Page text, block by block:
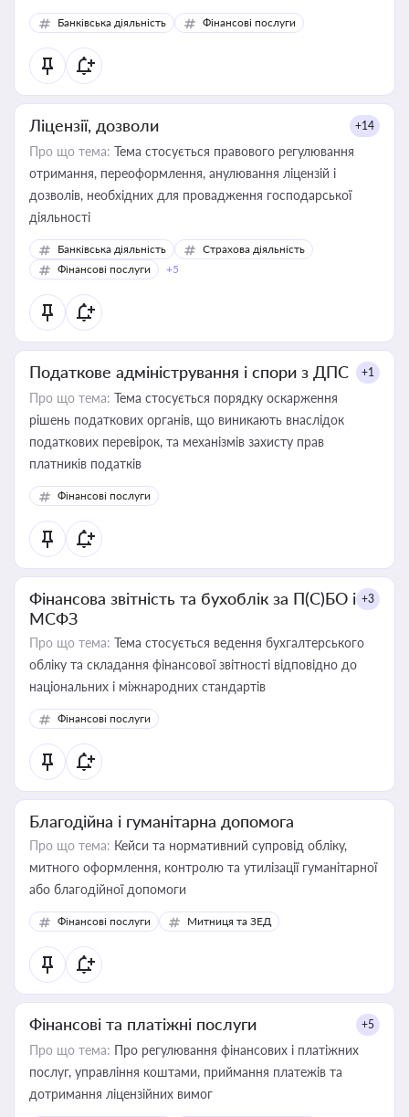
Банківська діяльність Фінансові послуги
Ліцензії, дозволи +14
Про що тема: Тема стосується правового регулювання
отримання, переоформлення, анулювання ліцензій і
дозволів, необхідних для провадження господарської
діяльності
Банківська діяльність
Страхова діяльність
Фінансові послуги
+5
Податкове адміністрування і спори з ДПС +1
Про що тема: Тема стосується порядку оскарження
рішень податкових органів, що виникають внаслідок
податкових перевірок, та механізмів захисту прав
платників податків
Фінансові послуги
Фінансова звітність та бухоблік за П(С)БО і
МСФЗ
+3
Про що тема: Тема стосується ведення бухгалтерського
обліку та складання фінансової звітності відповідно до
національних і міжнародних стандартів
Фінансові послуги
Благодійна і гуманітарна допомога
Про що тема: Кейси та нормативний супровід обліку,
митного оформлення, контролю та утилізації гуманітарної
або благодійної допомоги
Фінансові послуги Митниця та ЗЕД
Фінансові та платіжні послуги +5
Про що тема: Про регулювання фінансових і платіжних
послуг, управління коштами, приймання платежів та
дотримання ліцензійних вимог